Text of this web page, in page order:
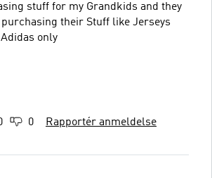
stuff for my Grandkids and they
their Stuff like Jerseys
only
0 Rapportér anmeldelse